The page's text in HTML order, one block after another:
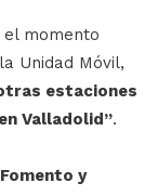
momento
Unidad Móvil,
estaciones
Valladolid”.
y